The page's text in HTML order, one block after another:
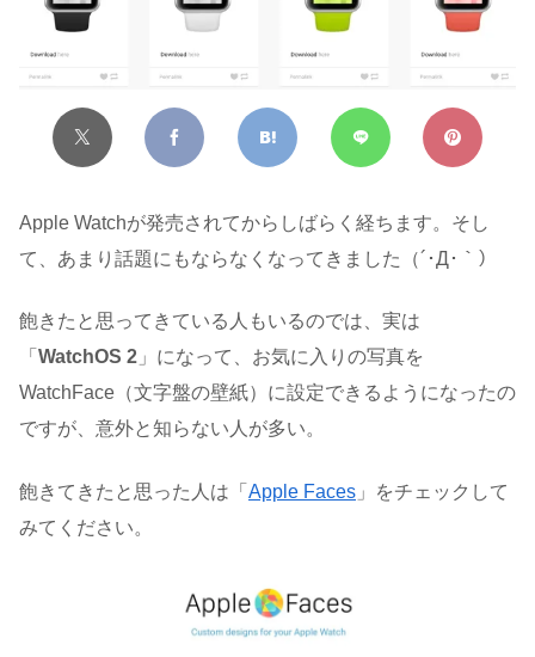
Apple Watchが発売されてからしばらく経ちます。そし
て、あまり話題にもならなくなってきました（´･Д･｀）
飽きたと思ってきている人もいるのでは、実は
「 WatchOS 2 」になって、お気に入りの写真を
WatchFace（文字盤の壁紙）に設定できるようになったの
ですが、意外と知らない人が多い。
飽きてきたと思った人は「 Apple Faces 」をチェックして
みてください。